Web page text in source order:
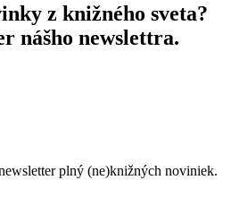
z knižného sveta?
nášho newslettra.
plný (ne)knižných noviniek.